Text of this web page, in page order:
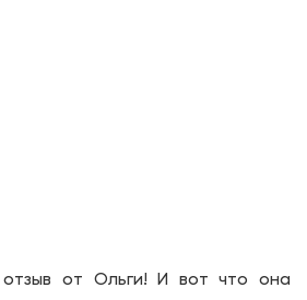
отзыв от Ольги! И вот что она